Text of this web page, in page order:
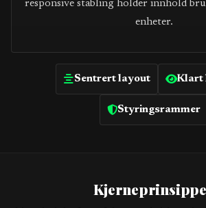
responsive stabling holder innhold
enheter.
Sentrert layout Klart
Styringsrammer